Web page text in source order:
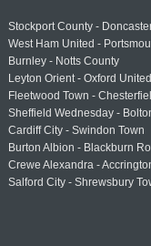
Stockport County -
West Ham United -
Burnley - Notts County
Leyton Orient - Oxford United
Fleetwood Town -
Sheffield Wednesday -
Cardiff City - Swindon Town
Burton Albion - Blackburn
Crewe Alexandra -
Salford City - Shrewsbury